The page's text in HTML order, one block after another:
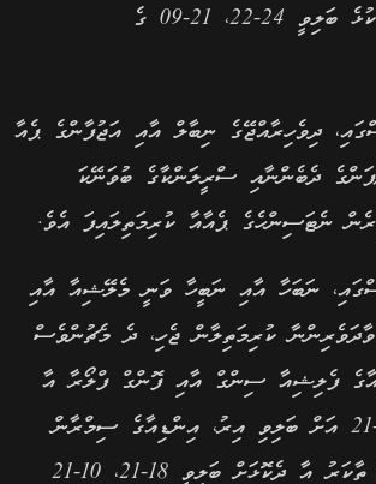
ރޭމަންޑްއާ ދެކޮޅަށް ކުޅެ ބަލިވީ 24-22، 21-09 ގެ
ދިވެހިރާއްޖޭގެ ނިބާލް އާއި އަޖުފާންގެ ޕެއާ
ދެބެންނާއި ސްރީލަންކާގެ ބުވަނޭކަ
ނެޓަސިންހެގެ ޕެއާއާ ކުރިމަތިލައިފަ އެވެ.
ނަބަހާ އާއި ނަބީހާ ވަނީ މެލޭޝިއާ އާއި
ކުރިމަތިލާން ޖެހި، ދެ މެޗުންވެސް
ފެލިޝިއާ ސިންގް އާއި ފޮންގް ފްލޯރާ އާ
ދެކޮޅަށް 6-21، 12-21 އަށް ބަލިވި އިރު، އިންޑިއާގެ ސިމްރާން
ސިންގީ އާއި ރިތިކާ ތާކަރު އާ ދެކޮޅަށް ބަލިވީ 18-21، 10-21